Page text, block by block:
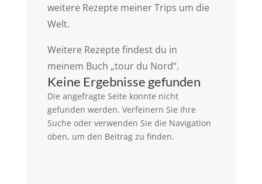
weitere Rezepte meiner Trips um die
Welt.
Weitere Rezepte findest du in
meinem Buch „tour du Nord“.
Keine Ergebnisse gefunden
Die angefragte Seite konnte nicht
gefunden werden. Verfeinern Sie Ihre
Suche oder verwenden Sie die Navigation
oben, um den Beitrag zu finden.